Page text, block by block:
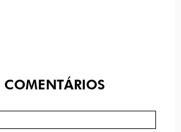
COMENTÁRIOS